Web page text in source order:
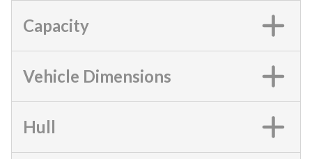
Capacity
Vehicle Dimensions
Hull